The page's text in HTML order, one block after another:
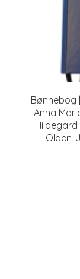
Bønnebog
Anna
Hildegard
Olden-